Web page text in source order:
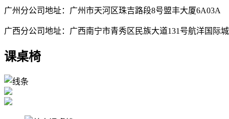
广州分公司地址：广州市天河区珠吉路段8号盟丰大厦6A03A
广西分公司地址：广西南宁市青秀区民族大道131号航洋国际
课桌椅